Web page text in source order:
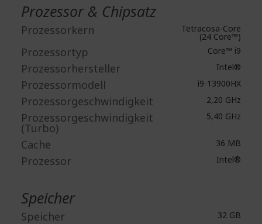
Prozessor & Chipsatz
Prozessorkern Tetracosa-Core
(24 Core™)
Prozessortyp Core™ i9
Prozessorhersteller Intel®
Prozessormodell i9-13900HX
Prozessorgeschwindigkeit 2,20 GHz
Prozessorgeschwindigkeit
(Turbo)
5,40 GHz
Cache 36 MB
Prozessor Intel®
Speicher
Speicher 32 GB